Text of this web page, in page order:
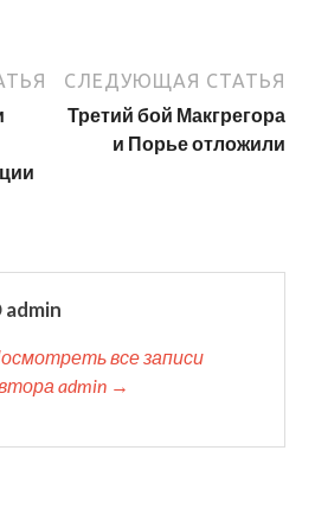
СЛЕДУЮЩАЯ СТАТЬЯ
Третий бой Макгрегора
и Порье отложили
все записи
admin →